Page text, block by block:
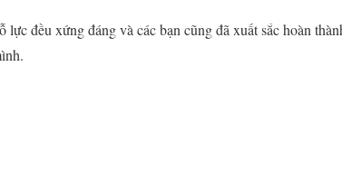
đều xứng đáng và các bạn cũng đã xuất sắc hoàn